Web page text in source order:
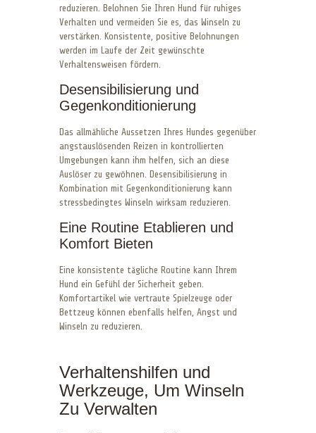
reduzieren. Belohnen Sie Ihren Hund für ruhiges
Verhalten und vermeiden Sie es, das Winseln zu
verstärken. Konsistente, positive Belohnungen
werden im Laufe der Zeit gewünschte
Verhaltensweisen fördern.
Desensibilisierung und
Gegenkonditionierung
Das allmähliche Aussetzen Ihres Hundes gegenüber
angstauslösenden Reizen in kontrollierten
Umgebungen kann ihm helfen, sich an diese
Auslöser zu gewöhnen. Desensibilisierung in
Kombination mit Gegenkonditionierung kann
stressbedingtes Winseln wirksam reduzieren.
Eine Routine Etablieren und
Komfort Bieten
Eine konsistente tägliche Routine kann Ihrem
Hund ein Gefühl der Sicherheit geben.
Komfortartikel wie vertraute Spielzeuge oder
Bettzeug können ebenfalls helfen, Angst und
Winseln zu reduzieren.
Verhaltenshilfen und
Werkzeuge, Um Winseln
Zu Verwalten